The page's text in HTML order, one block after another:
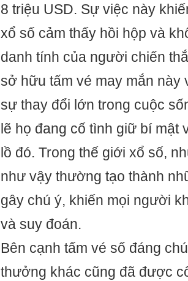
8 triệu USD. Sự việc này
xổ số cảm thấy hồi hộp và
danh tính của người chiến
sở hữu tấm vé may mắn này
sự thay đổi lớn trong cuộc
lẽ họ đang cố tình giữ bí mật
lồ đó. Trong thế giới xổ số,
như vậy thường tạo thành
gây chú ý, khiến mọi người
và suy đoán.
Bên cạnh tấm vé số đáng
thưởng khác cũng đã được